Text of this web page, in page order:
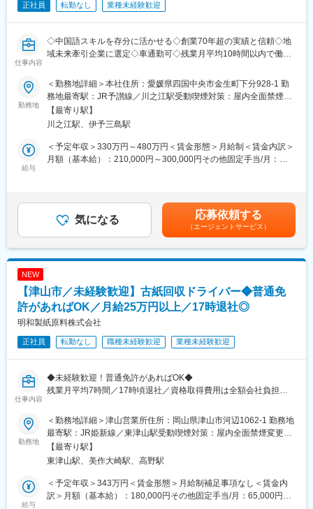
新規工場・事業に伴う設備設計・導入
■入社後の流れ：
ンで丁寧にお教えしますので、安心して働ける環境です。まずは
設備のメンテナンスなど、取り組みやすい業務からスタートし、
徐々に工場全体に関わる案件にも携わっていただきます。
※簡単な作業は社内で対応し、専門性が必要な内容は業者へ依頼し
ています。
またすぐにすべてを任せることはありません。
現在在籍するベテラン技術者と共に学びながら、将来、当社の新
■当社について：
当社は、創業から70年の歴史で培われた技術をベースに、”価値あ
とビジネスを展開し、古紙を媒体に、世界で新たな可能性を見つ
けるため、新用途開発に挑戦し続けています。
変更の範囲：会社の定める業務
正社員 転勤なし 業種未経験歓迎
仕事内容
◇中国語スキルを存分に活かせる◇創業70年超の実績と信頼◇地
域未来牽引企業に選定◇車通勤可◇残業月平均10時間以内で働き
紙、不織布を用いた衛生用品の製造・販売等を行う当社にて、中
国・東南アジアのメーカー向け営業をお任せします。
■具体的な業務内容：海外不織布メーカー（主に中国）からの仕入
に関わる業務
・納期交渉
・価格交渉
・新規商材の開拓
・品質管理に関わる業務
（1）当社が取り扱うウエットティッシュ等の中間資材となる不織
布は、ビジネスパートナーである中国メーカーに注文を出し、中
国で生産したものを輸入しております。
（3）今後は中国国内での取引拡大及び、タイやインドネシア等東
南アジアでの取引拡大を目指しておりますので、入社後は海外メ
ーカーとの調整・交渉と新規開拓を中心に活動してもらいます。
■魅力：
◎当社は創業来73年の業歴を誇り、地域未来牽引企業にも選定さ
◎商社であると同時にメーカーとして多角的な経営を展開してお
り、今後も伸展が期待されています。
地元の製紙会社・紙加工会社へ資材を供給することをメイン事業
としています。これら資材を購入・販売する商事部門と、自社工
場で製造・加工して提供する製造部門があります。これらに加え
て約5年前から、自社にて手袋型のウエットティッシュ、指サック
型の歯磨きシート等の最終製品を製造し、流通に載せ、販売する
メーカーとしての事業を開始しました。
このメーカー事業では、大手が手掛けない、特色をもったニッチ
勤務地
＜勤務地詳細＞本社住所：愛媛県四国中央市金生町下分928-1 勤
務地最寄駅：JR予讃線／川之江駅受動喫煙対策：屋内全面禁煙変
更の範囲：無
【最寄り駅】
川之江駅、伊予三島駅
給与
＜予定年収＞330万円～480万円＜賃金形態＞月給制＜賃金内訳＞
月額（基本給）：210,000円～300,000円その他固定手当/月：
賃金はあくまでも目安の金額であり、選考を通じて上下する可能
性があります。月給(月額)は固定手当を含めた表記です。
気になる 応募依頼する
（エージェントサービス）
NEW
【津山市／未経験歓迎】古紙回収ドライバー◆普通免
許があればOK／月給25万円以上／17時退社◎
明和製紙原料株式会社
正社員 転勤なし 職種未経験歓迎 業種未経験歓迎
仕事内容
◆未経験歓迎！普通免許があればOK◆
残業月平均7時間／17時頃退社／資格取得費用は全額会社負担／
■職務内容：
「運転が好き」
「身体を動かす仕事がしたい」
「岡山で長く働きたい」
そんな方にぴったりのお仕事です。
お任せするのは、岡山県内の商業施設や企業を回り、段ボールな
どの古紙を回収する仕事。回収した古紙はリサイクルされ、新た
勤務地
＜勤務地詳細＞津山営業所住所：岡山県津山市河辺1062-1 勤務地
最寄駅：JR姫新線／東津山駅受動喫煙対策：屋内全面禁煙変更の
範囲：無
【最寄り駅】
東津山駅、美作大崎駅、高野駅
給与
＜予定年収＞343万円＜賃金形態＞月給制補足事項なし＜賃金内
訳＞月額（基本給）：180,000円その他固定手当/月：65,000円＜